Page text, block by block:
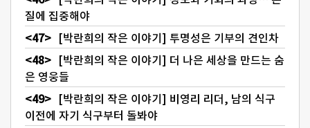
질에 집중해야
[박란희의 작은 이야기] 투명성은 기부의 견인차
[박란희의 작은 이야기] 더 나은 세상을 만드는 숨
은 영웅들
[박란희의 작은 이야기] 비영리 리더, 남의 식구
이전에 자기 식구부터 돌봐야